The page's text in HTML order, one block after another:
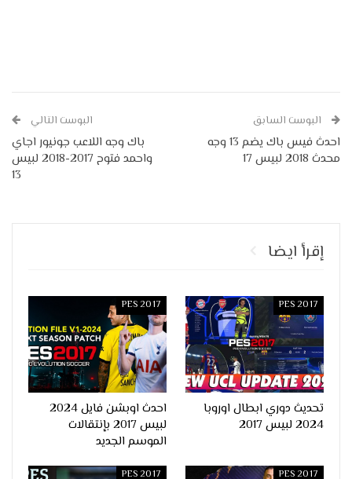
البوست السابق
احدث فيس باك يضم 13 وجه
محدث 2018 لبيس 17
البوست التالي
باك وجه اللاعب جونيور اجاي
واحمد فتوح 2017-2018 لبيس
13
إقرأ ايضا
PES 2017
تحديث دوري ابطال اوروبا
2024 لبيس 2017
PES 2017
احدث اوبشن فايل 2024
لبيس 2017 بإنتقالات
الموسم الجديد
PES 2017
PES 2017